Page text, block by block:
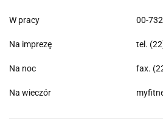
W pracy
Na imprezę
Na noc
Na wieczór
00-
tel.
fax.